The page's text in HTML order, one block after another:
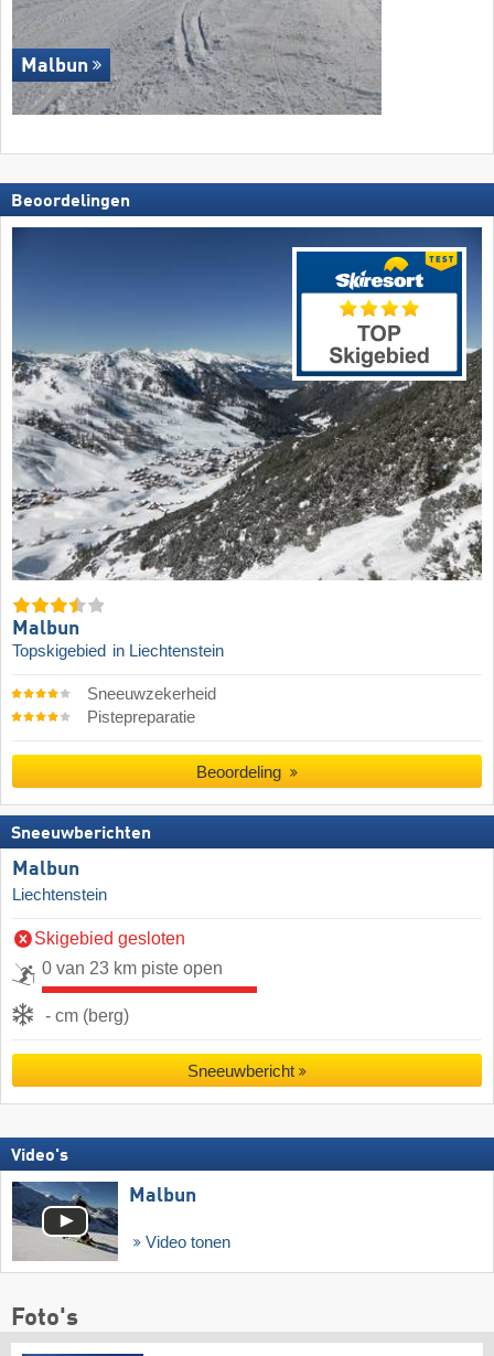
Malbun
Beoordelingen
Malbun
Topskigebied in Liechtenstein
Sneeuwzekerheid
Pistepreparatie
Beoordeling
Sneeuwberichten
Malbun
Liechtenstein
Skigebied gesloten
0 van 23 km piste open
- cm (berg)
Sneeuwbericht
Video's
Malbun
Video tonen
Foto's